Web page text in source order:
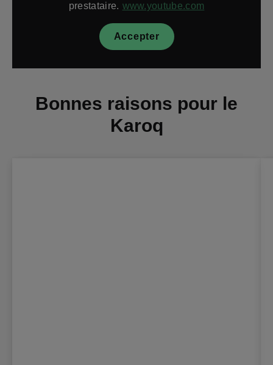
prestataire. www.youtube.com
Accepter
Bonnes raisons pour le
Karoq